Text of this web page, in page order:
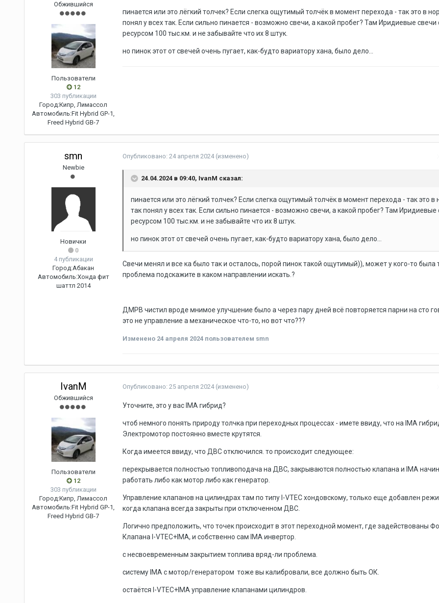
Обжившийся
Пользователи
12
303 публикации
Город:Кипр, Лимассол
Автомобиль:Fit Hybrid GP-1,
Freed Hybrid GB-7
пинается или это лёгкий толчек? Если слегка ощутимый толчёк в момент перехода - так это в
понял у всех так. Если сильно пинается - возможно свечи, а какой пробег? Там Иридиевые свечи
ресурсом 100 тыс.км. и не забывайте что их 8 штук.
но пинок этот от свечей очень пугает, как-будто вариатору хана, было дело...
smn
Newbie
Новички
0
4 публикации
Город:Абакан
Автомобиль:Хонда фит
шаттл 2014
Опубликовано: 24 апреля 2024 (изменено)
24.04.2024 в 09:40, IvanM сказал:
пинается или это лёгкий толчек? Если слегка ощутимый толчёк в момент перехода - так это в
так понял у всех так. Если сильно пинается - возможно свечи, а какой пробег? Там Иридиевые
ресурсом 100 тыс.км. и не забывайте что их 8 штук.
но пинок этот от свечей очень пугает, как-будто вариатору хана, было дело...
Свечи менял и все ка было так и осталось, порой пинок такой ощутимый)), может у кого-то была
проблема подскажите в каком направлении искать.?
ДМРВ чистил вроде мнимое улучшение было а через пару дней всё повторяется парни на сто
это не управление а механическое что-то, но вот что???
Изменено 24 апреля 2024пользователем smn
IvanM
Обжившийся
Пользователи
12
303 публикации
Город:Кипр, Лимассол
Автомобиль:Fit Hybrid GP-1,
Freed Hybrid GB-7
Опубликовано: 25 апреля 2024 (изменено)
Уточните, это у вас IMA гибрид?
чтоб немного понять природу толчка при переходных процессах - имете ввиду, что на IMA
Электромотор постоянно вместе крутятся.
Когда имеется ввиду, что ДВС отключился. то происходит следующее:
перекрывается полностью топливоподача на ДВС, закрываются полностью клапана и IMA
работать либо как мотор либо как генератор.
Управление клапанов на цилиндрах там по типу I-VTEC хондовскому, только еще добавлен
когда клапана всегда закрыты при отключенном ДВС.
Логично предположить, что точек происходит в этот переходной момент, где задействованы
Клапана I-VTEC+IMA, и собственно сам IMA инвертор.
с несвоевременным закрытием топлива вряд-ли проблема.
систему IMA с мотор/генератором тоже вы калибровали, все должно быть ОК.
остаётся I-VTEC+IMA управление клапанами цилиндров.